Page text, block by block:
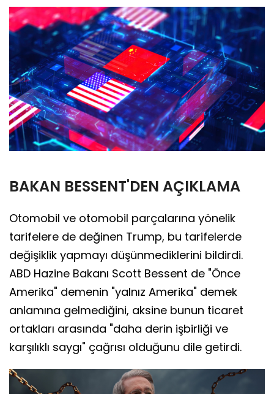
BAKAN BESSENT'DEN AÇIKLAMA
Otomobil ve otomobil parçalarına yönelik
tarifelere de değinen Trump, bu tarifelerde
değişiklik yapmayı düşünmediklerini bildirdi.
ABD Hazine Bakanı Scott Bessent de "Önce
Amerika" demenin "yalnız Amerika" demek
anlamına gelmediğini, aksine bunun ticaret
ortakları arasında "daha derin işbirliği ve
karşılıklı saygı" çağrısı olduğunu dile getirdi.